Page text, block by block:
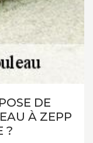
DE
À ZEPP
?